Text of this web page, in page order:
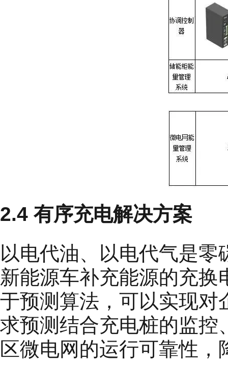
2.4 有序充电解决方案
以电代油、以电代气是
新能源车补充能源的充
于预测算法，可以实现对
求预测结合充电桩的监控
区微电网的运行可靠性，